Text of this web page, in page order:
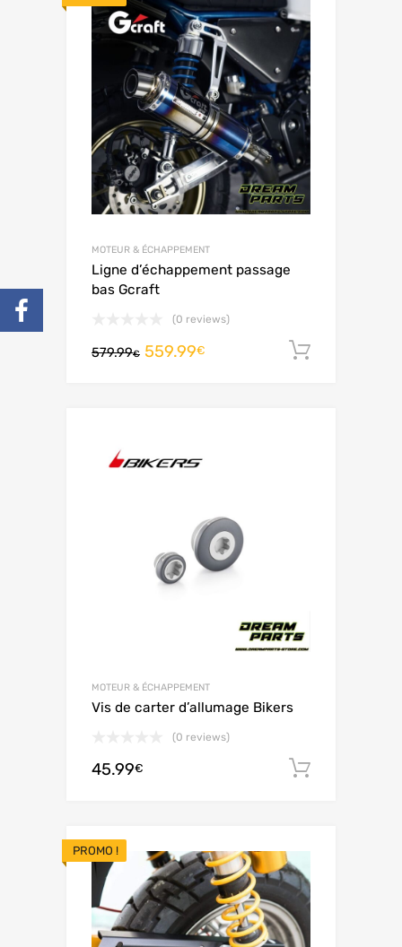
MOTEUR & ÉCHAPPEMENT
Ligne d’échappement passage
bas Gcraft
(0 reviews)
579.99€ 559.99€
MOTEUR & ÉCHAPPEMENT
Vis de carter d’allumage Bikers
(0 reviews)
45.99€
PROMO !